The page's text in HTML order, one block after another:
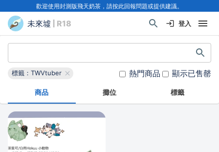
歡迎使用封測版飛天奶茶，請按此回報問題或提供建議。
未來墟 | R18 登入
標籤：TWVtuber 熱門商品 顯示已售罄
商品 攤位 標籤